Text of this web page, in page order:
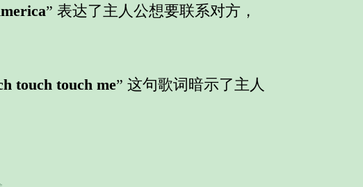
” 表达了主人公想要联系对方，
touch touch me” 这句歌词暗示了主人